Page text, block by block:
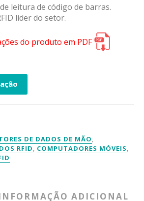
leitura de código de barras.
líder do setor.
do produto em PDF
DE DADOS DE MÃO,
RFID, COMPUTADORES MÓVEIS,
ADICIONAL